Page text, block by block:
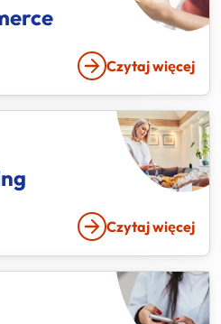
Czytaj więcej
Czytaj więcej